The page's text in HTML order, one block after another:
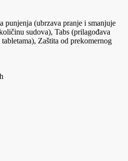
punjenja (ubrzava pranje i smanjuje
sudova), Tabs (prilagođava
Zaštita od prekomernog